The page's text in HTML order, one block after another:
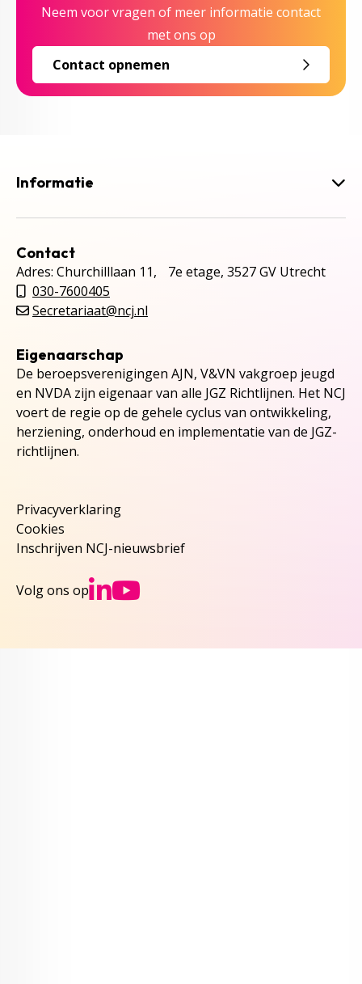
Neem voor vragen of meer informatie contact
met ons op
Contact opnemen
Informatie
Contact
Adres: Churchilllaan 11, 7e etage, 3527 GV Utrecht
030-7600405
Secretariaat@ncj.nl
Eigenaarschap
De beroepsverenigingen AJN, V&VN vakgroep jeugd
en NVDA zijn eigenaar van alle JGZ Richtlijnen. Het NCJ
voert de regie op de gehele cyclus van ontwikkeling,
herziening, onderhoud en implementatie van de JGZ-
richtlijnen.
Privacyverklaring
Cookies
Inschrijven NCJ-nieuwsbrief
Volg ons op Ga naar NCJs